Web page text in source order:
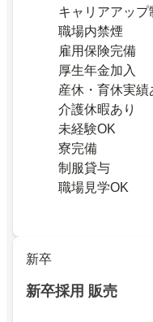
キャリアアップ
職場内禁煙
雇用保険完備
厚生年金加入
産休・育休実績
介護休暇あり
未経験OK
寮完備
制服貸与
職場見学OK
新卒
新卒採用 販売